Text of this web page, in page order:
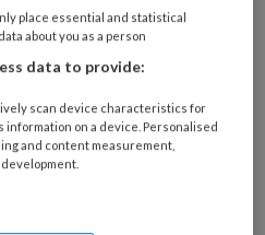
voor e-mails
en
?
place essential and statistical
about you as a person
data to provide:
scan device characteristics for
on a device. Personalised
and content measurement,